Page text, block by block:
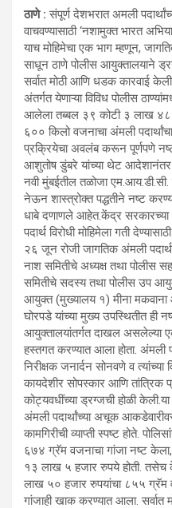
ठाणे : संपूर्ण देशभरात अमली
वाचवण्यासाठी ‘नशामुक्त भारत
याच मोहिमेचा एक भाग म्हणून,
साधून ठाणे पोलीस आयुक्तालयाने
सर्वात मोठी आणि धडक कारवाई
अंतर्गत येणाऱ्या विविध पोलीस
आलेला तब्बल ३९ कोटी ३ लाख ४८
६०० किलो वजनाचा अंमली
प्रक्रियेचा अवलंब करून पूर्णपणे
आशुतोष डुंबरे यांच्या थेट आदेशानंतर
नवी मुंबईतील तळोजा
नेऊन शास्त्रोक्त पद्धतीने नष्ट
धाबे दणाणले आहेत.केंद्र सरकारच्या
पदार्थ विरोधी मोहिमेला गती
२६ जून रोजी जागतिक अंमली
नाश समितीचे अध्यक्ष तथा पोलीस
समितीचे सदस्य तथा पोलीस उप
आयुक्त (मुख्यालय १) मीना
घोरपडे यांच्या मुख्य उपस्थितीत ही
आयुक्तालयांतर्गत दाखल असलेल्या
हस्तगत करण्यात आला होता. अंमली
निरीक्षक जनार्दन सोनवणे व
कायदेशीर सोपस्कार आणि तांत्रिक
कोट्यवधींच्या ड्रग्जची होळी
अंमली पदार्थांच्या अचूक
कामगिरीची व्याप्ती स्पष्ट होते.
६७४ ग्रॅम वजनाचा गांजा नष्ट केला,
१३ लाख ५ हजार रुपये होती.
लाख ५० हजार रुपयांचा ८५५ ग्रॅम
गांजाही खाक करण्यात आला. सर्वात